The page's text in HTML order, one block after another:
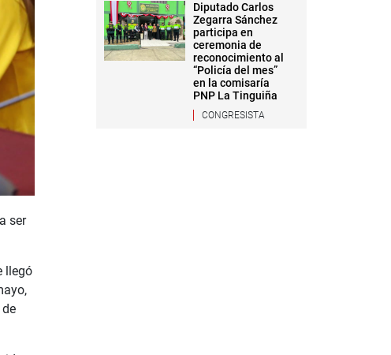
ser
llegó
Diputado Carlos
Zegarra Sánchez
participa en
ceremonia de
reconocimiento al
“Policía del mes”
en la comisaría
PNP La Tinguiña
CONGRESISTA